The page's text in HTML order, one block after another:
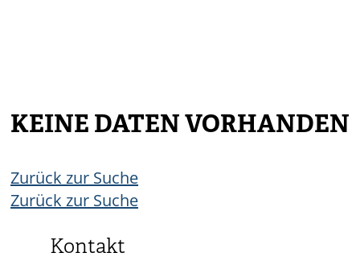
Kontakt
KEINE DATEN VORHANDEN
Zurück zur Suche
Zurück zur Suche